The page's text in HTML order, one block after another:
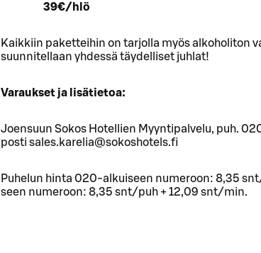
39€/hlö
Kaikkiin paketteihin on tarjolla myös alkoholiton
suunnitellaan yhdessä täydelliset juhlat!
Varaukset ja lisätietoa:
Joen­suun Sokos Ho­tel­lien Myyn­ti­pal­ve­lu, puh.
posti sales.karelia@sokoshotels.fi
Pu­he­lun hinta 020-al­kui­seen nu­me­roon: 8,35
seen nu­me­roon: 8,35 snt/puh + 12,09 snt/min.